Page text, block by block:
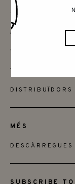
AMICS
VOLS SER
TROBA LES
DISTRIBUÏDORS
MÉS
DESCÀRREGUES